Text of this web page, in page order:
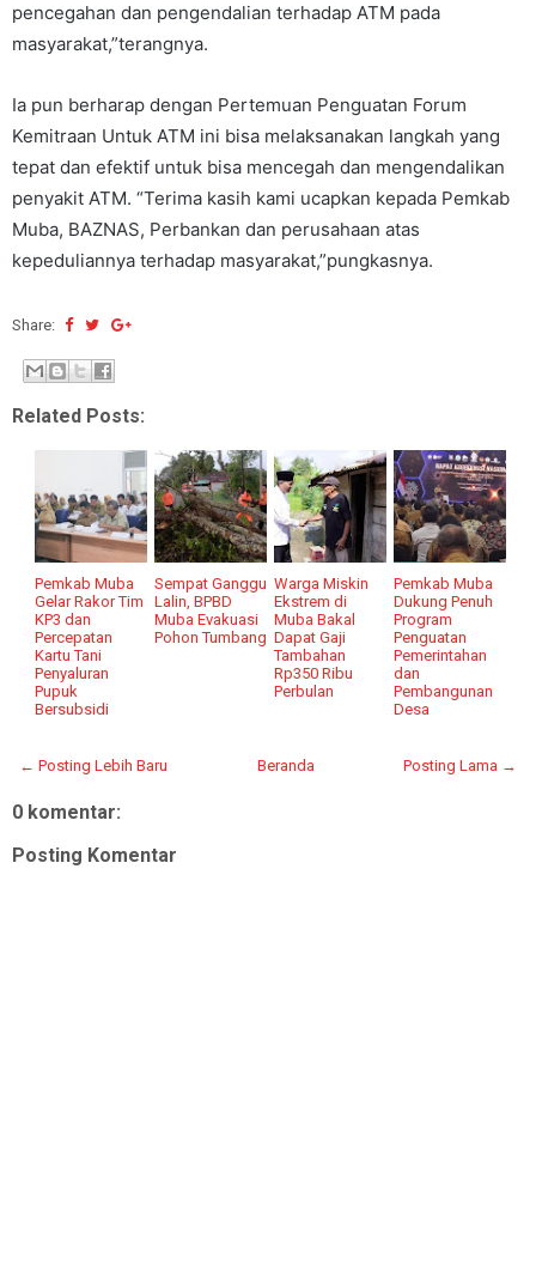
pencegahan dan pengendalian terhadap ATM pada
masyarakat,”terangnya.
Ia pun berharap dengan Pertemuan Penguatan Forum
Kemitraan Untuk ATM ini bisa melaksanakan langkah yang
tepat dan efektif untuk bisa mencegah dan mengendalikan
penyakit ATM. “Terima kasih kami ucapkan kepada Pemkab
Muba, BAZNAS, Perbankan dan perusahaan atas
kepeduliannya terhadap masyarakat,”pungkasnya.
Share:
Related Posts:
Pemkab Muba
Gelar Rakor Tim
KP3 dan
Percepatan
Kartu Tani
Penyaluran
Pupuk
Bersubsidi
Sempat Ganggu
Lalin, BPBD
Muba Evakuasi
Pohon Tumbang
Warga Miskin
Ekstrem di
Muba Bakal
Dapat Gaji
Tambahan
Rp350 Ribu
Perbulan
Pemkab Muba
Dukung Penuh
Program
Penguatan
Pemerintahan
dan
Pembangunan
Desa
← Posting Lebih Baru Posting Lama →
Beranda
0 komentar:
Posting Komentar